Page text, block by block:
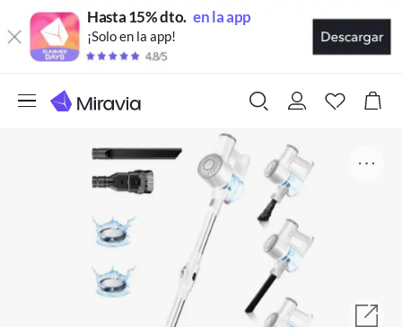
Hasta 15% dto. en la app
¡Solo en la app!